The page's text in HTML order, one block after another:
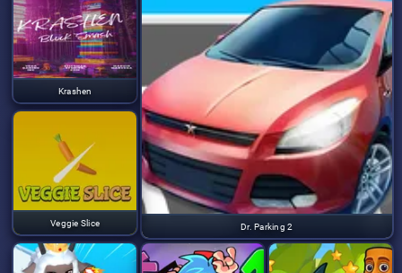
Krashen
Dr. Parking 2
Veggie Slice